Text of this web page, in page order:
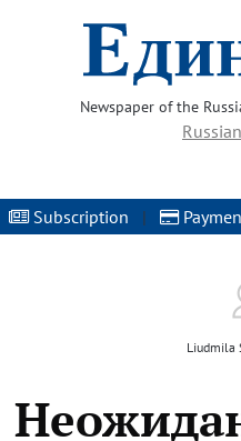
Newspaper of the
Russian
Subscription |
Liudmila